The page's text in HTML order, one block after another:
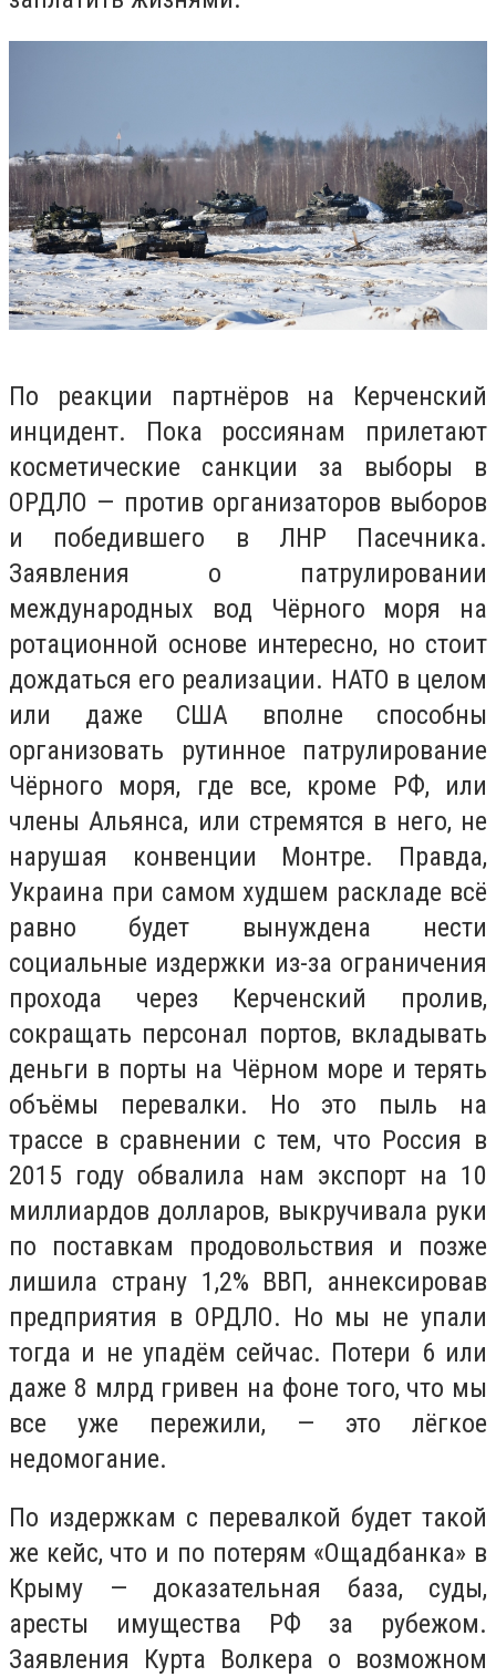
По реакции партнёров на Керченский
инцидент. Пока россиянам прилетают
косметические санкции за выборы в
ОРДЛО — против организаторов выборов
и победившего в ЛНР Пасечника.
Заявления о патрулировании
международных вод Чёрного моря на
ротационной основе интересно, но стоит
дождаться его реализации. НАТО в целом
или даже США вполне способны
организовать рутинное патрулирование
Чёрного моря, где все, кроме РФ, или
члены Альянса, или стремятся в него, не
нарушая конвенции Монтре. Правда,
Украина при самом худшем раскладе всё
равно будет вынуждена нести
социальные издержки из-за ограничения
прохода через Керченский пролив,
сокращать персонал портов, вкладывать
деньги в порты на Чёрном море и терять
объёмы перевалки. Но это пыль на
трассе в сравнении с тем, что Россия в
2015 году обвалила нам экспорт на 10
миллиардов долларов, выкручивала руки
по поставкам продовольствия и позже
лишила страну 1,2% ВВП, аннексировав
предприятия в ОРДЛО. Но мы не упали
тогда и не упадём сейчас. Потери 6 или
даже 8 млрд гривен на фоне того, что мы
все уже пережили, — это лёгкое
недомогание.
По издержкам с перевалкой будет такой
же кейс, что и по потерям «Ощадбанка» в
Крыму — доказательная база, суды,
аресты имущества РФ за рубежом.
Заявления Курта Волкера о возможном